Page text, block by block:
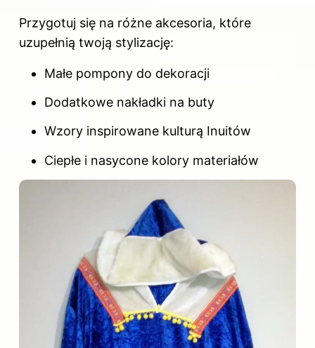
Przygotuj się na różne akcesoria, które
uzupełnią twoją stylizację:
Małe pompony do dekoracji
Dodatkowe nakładki na buty
Wzory inspirowane kulturą Inuitów
Ciepłe i nasycone kolory materiałów